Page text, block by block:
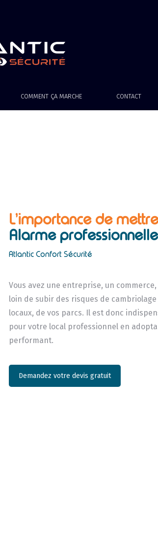
COMMENT ÇA MARCHE CONTACT
L’importance de
Alarme professionnelle
Atlantic Confort Sécurité
Vous avez une entreprise, un commerce,
loin de subir des risques de
locaux, de vos parcs. Il est donc
pour votre local professionnel en
performant.
Demandez votre devis gratuit